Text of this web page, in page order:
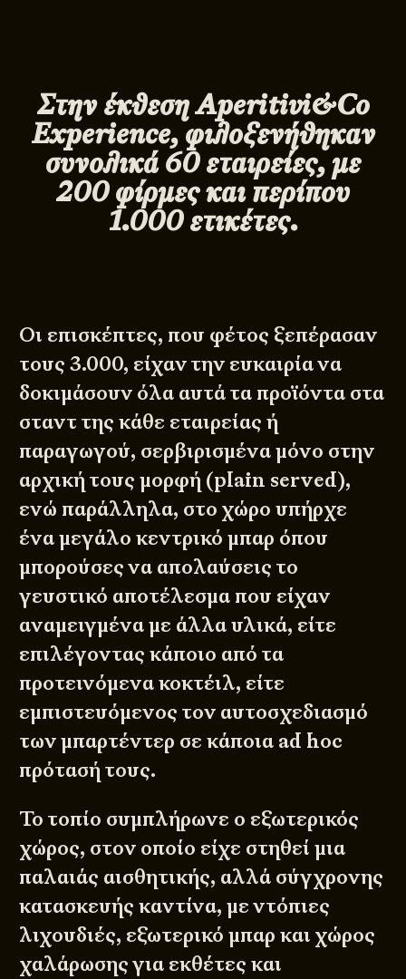
Στην έκθεση Aperitivi&Co
Experience, φιλοξενήθηκαν
συνολικά 60 εταιρείες, με
200 φίρμες και περίπου
1.000 ετικέτες.
Οι επισκέπτες, που φέτος ξεπέρασαν
τους 3.000, είχαν την ευκαιρία να
δοκιμάσουν όλα αυτά τα προϊόντα στα
σταντ της κάθε εταιρείας ή
παραγωγού, σερβιρισμένα μόνο στην
αρχική τους μορφή (plain served),
ενώ παράλληλα, στο χώρο υπήρχε
ένα μεγάλο κεντρικό μπαρ όπου
μπορούσες να απολαύσεις το
γευστικό αποτέλεσμα που είχαν
αναμειγμένα με άλλα υλικά, είτε
επιλέγοντας κάποιο από τα
προτεινόμενα κοκτέιλ, είτε
εμπιστευόμενος τον αυτοσχεδιασμό
των μπαρτέντερ σε κάποια ad hoc
πρότασή τους.
Το τοπίο συμπλήρωνε ο εξωτερικός
χώρος, στον οποίο είχε στηθεί μια
παλαιάς αισθητικής, αλλά σύγχρονης
κατασκευής καντίνα, με ντόπιες
λιχουδιές, εξωτερικό μπαρ και χώρος
χαλάρωσης για εκθέτες και